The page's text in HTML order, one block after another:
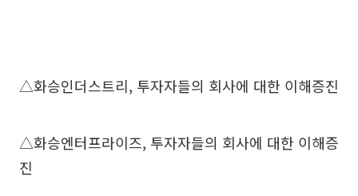
△화승인더스트리, 투자자들의 회사에 대한 이해증진
△화승엔터프라이즈, 투자자들의 회사에 대한 이해증
진